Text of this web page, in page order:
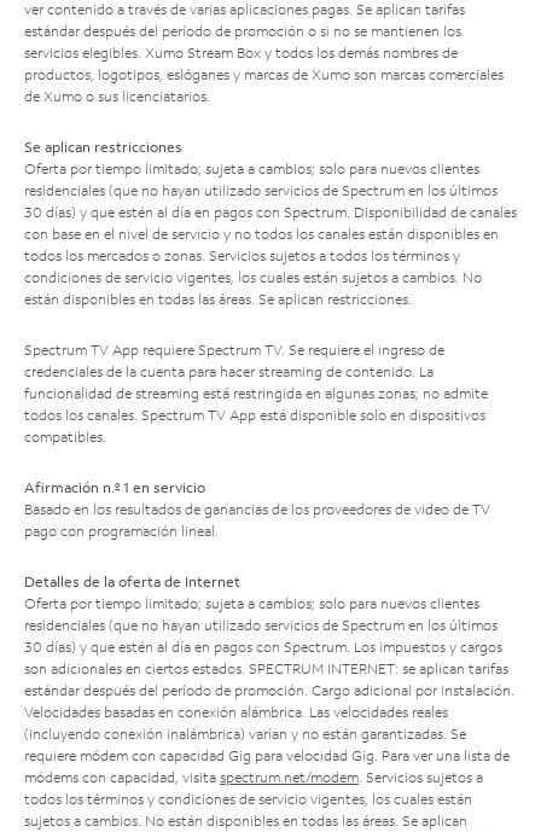
ver contenido a través de varias aplicaciones pagas. Se aplican tarifas
estándar después del período de promoción o si no se mantienen los
servicios elegibles. Xumo Stream Box y todos los demás nombres de
productos, logotipos, eslóganes y marcas de Xumo son marcas comerciales
de Xumo o sus licenciatarios.
Se aplican restricciones
Oferta por tiempo limitado; sujeta a cambios; solo para nuevos clientes
residenciales (que no hayan utilizado servicios de Spectrum en los últimos
30 días) y que estén al día en pagos con Spectrum. Disponibilidad de canales
con base en el nivel de servicio y no todos los canales están disponibles en
todos los mercados o zonas. Servicios sujetos a todos los términos y
condiciones de servicio vigentes, los cuales están sujetos a cambios. No
están disponibles en todas las áreas. Se aplican restricciones.
Spectrum TV App requiere Spectrum TV. Se requiere el ingreso de
credenciales de la cuenta para hacer streaming de contenido. La
funcionalidad de streaming está restringida en algunas zonas; no admite
todos los canales. Spectrum TV App está disponible solo en dispositivos
compatibles.
Afirmación n.º 1 en servicio
Basado en los resultados de ganancias de los proveedores de video de TV
pago con programación lineal.
Detalles de la oferta de Internet
Oferta por tiempo limitado; sujeta a cambios; solo para nuevos clientes
residenciales (que no hayan utilizado servicios de Spectrum en los últimos
30 días) y que estén al día en pagos con Spectrum. Los impuestos y cargos
son adicionales en ciertos estados. SPECTRUM INTERNET: se aplican tarifas
estándar después del período de promoción. Cargo adicional por instalación.
Velocidades basadas en conexión alámbrica. Las velocidades reales
(incluyendo conexión inalámbrica) varían y no están garantizadas. Se
requiere módem con capacidad Gig para velocidad Gig. Para ver una lista de
módems con capacidad, visita spectrum.net/modem. Servicios sujetos a
todos los términos y condiciones de servicio vigentes, los cuales están
sujetos a cambios. No están disponibles en todas las áreas. Se aplican